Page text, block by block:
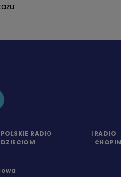
POLSKIE RADIO
DZIECIOM
RADIO
CHOPIN